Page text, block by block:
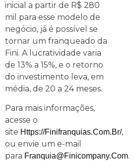
inicial a partir de R$ 280
mil para esse modelo de
negócio, já é possível se
tornar um franqueado da
Fini. A lucratividade varia
de 13% a 15%, e o retorno
do investimento leva, em
média, de 20 a 24 meses.
Para mais informações,
acesse o
site Https://finifranquias.com.br/,
ou envie um e-mail
para Franquia@finicompany.com.